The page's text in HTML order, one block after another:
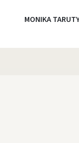
MONIKA